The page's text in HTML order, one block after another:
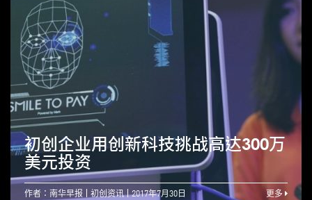
初创企业用创新科技挑战高达300万
美元投资
作者：南华早报 初创资讯 2017年7月30日 更多